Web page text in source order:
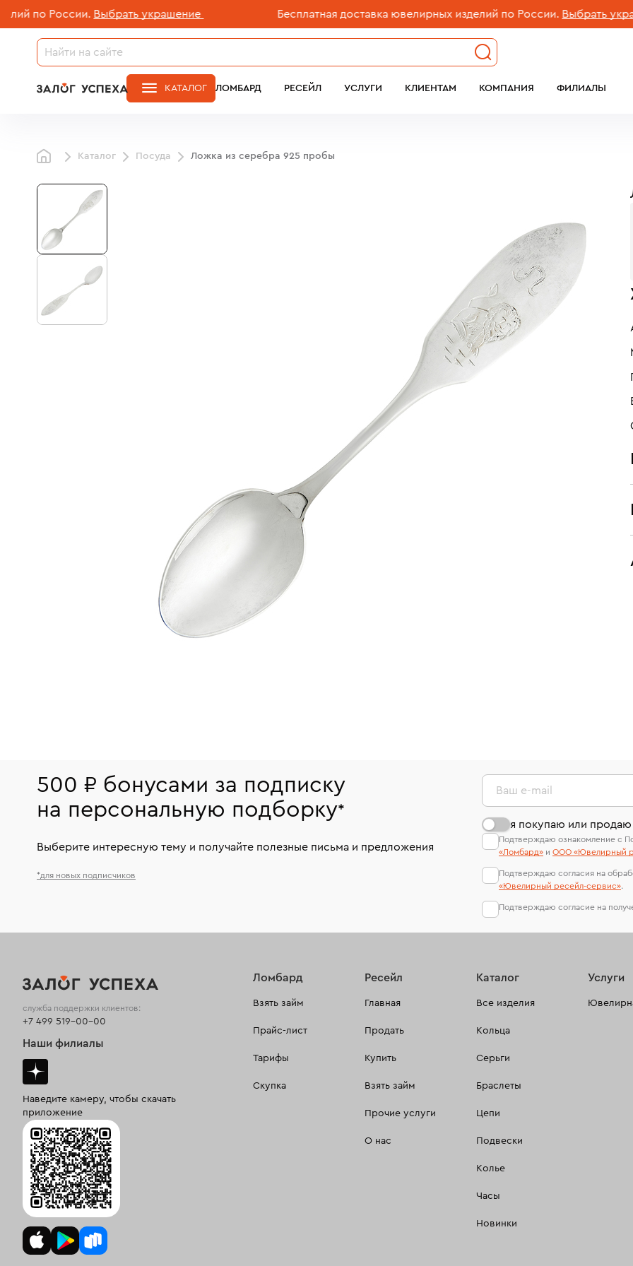
по России. Выбрать украшение Бесплатная доставка ювелирных изделий по России. Выбрать
ЛОМБАРД РЕСЕЙЛ УСЛУГИ КЛИЕНТАМ КОМПАНИЯ ФИЛИАЛЫ
КАТАЛОГ
Каталог Посуда Ложка из серебра 925 пробы
500 ₽ бонусами за подписку
на персональную подборку*
Выберите интересную тему и получайте полезные письма и предложения
*для новых подписчиков
Ваш e-mail
я покупаю или
Подтверждаю ознакомление с
«Ломбард» и ООО «Ювелирный
Подтверждаю согласия на
«Ювелирный ресейл-сервиc».
Подтверждаю согласие на
Ломбард
Взять займ
Прайс-лист
Тарифы
Скупка
Ресейл
Главная
Продать
Купить
Взять займ
Прочие услуги
О нас
Каталог
Все изделия
Кольца
Серьги
Браслеты
Цепи
Подвески
Колье
Часы
Новинки
Услуги
служба поддержки клиентов:
+7 499 519-00-00
Наши филиалы
Наведите камеру, чтобы скачать
приложение